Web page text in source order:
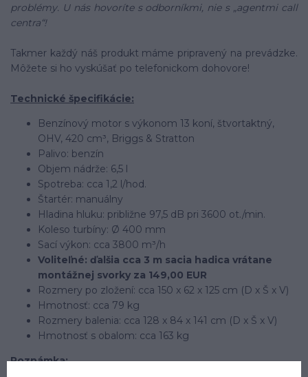
problémy. U nás hovoríte s odborníkmi, nie s „agentmi call
centra“!
Takmer každý náš produkt máme pripravený na prevádzke.
Môžete si ho vyskúšať po telefonickom dohovore!
Technické špecifikácie:
Benzínový motor s výkonom 13 koní, štvortaktný,
OHV, 420 cm³, Briggs & Stratton
Palivo: benzín
Objem nádrže: 6,5 l
Spotreba: cca 1,2 l/hod.
Štartér: manuálny
Hladina hluku: približne 97,5 dB pri 3600 ot./min.
Koleso turbíny: Ø 400 mm
Sací výkon: cca 3800 m³/h
Voliteľné: ďalšia cca 3 m sacia hadica vrátane
montážnej svorky za 149,00 EUR
Rozmery po zložení: cca 150 x 62 x 125 cm (D x Š x V)
Hmotnosť: cca 79 kg
Rozmery balenia: cca 128 x 84 x 141 cm (D x Š x V)
Hmotnosť s obalom: cca 163 kg
Poznámka: